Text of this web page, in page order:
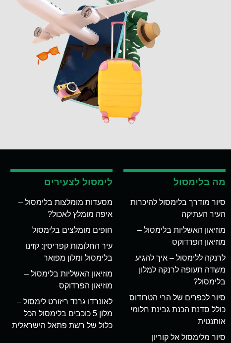
מה בלימסול
סיור מודרך בלימסול להיכרות
העיר העתיקה
מוזיאון האשליות בלימסול –
מוזיאון הפרדוקס
לרנקה ללימסול – איך להגיע
משדה תעופה לרנקה למלון
בלימסול?
סיור לכפרים של הרי הטרודוס
כולל סדנת הכנת גבינת חלומי
אותנטית
סיור מלימסול אל קוריון
לימסול לצעירים
מסעדות מומלצות בלימסול –
איפה מומלץ לאכול?
חופים מומלצים בלימסול
עיר החלומות קפריסין: קזינו
בלימסול ומלון מפואר
מוזיאון האשליות בלימסול –
מוזיאון הפרדוקס
לאונרדו גרנד ריזורט לימסול –
מלון 5 כוכבים בלימסול הכל
כלול של רשת פתאל הישראלית